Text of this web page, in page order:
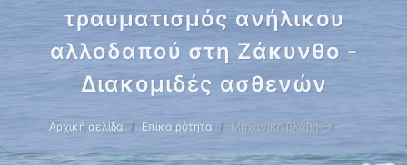
τραυματισμός ανήλικου
αλλοδαπού στη Ζάκυνθο -
Διακομιδές ασθενών
Αρχική σελίδα Επικαιρότητα Μηχανική βλάβη Ε/Γ - …